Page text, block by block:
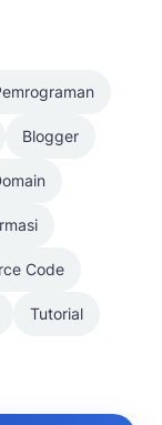
Blogger
Code
Tutorial